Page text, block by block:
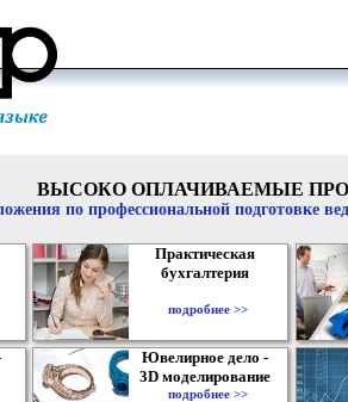
ВЫСОКО ОПЛАЧИВАЕМЫЕ
по профессиональной подготовке
Практическая
бухгалтерия
подробнее >>
Ювелирное дело -
3D моделирование
подробнее >>